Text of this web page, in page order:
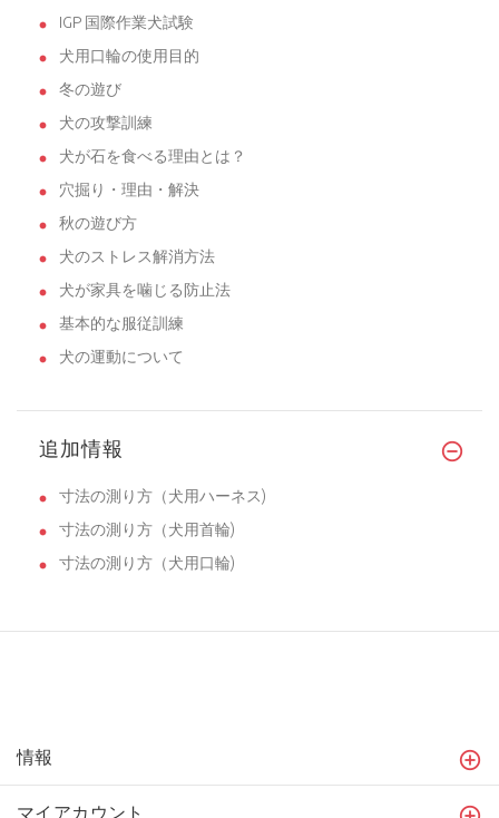
IGP 国際作業犬試験
犬用口輪の使用目的
冬の遊び
犬の攻撃訓練
犬が石を食べる理由とは？
穴掘り・理由・解決
秋の遊び方
犬のストレス解消方法
犬が家具を噛じる防止法
基本的な服従訓練
犬の運動について
追加情報
寸法の測り方（犬用ハーネス)
寸法の測り方（犬用首輪)
寸法の測り方（犬用口輪)
情報
マイアカウント